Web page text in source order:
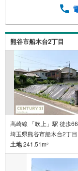
熊谷市船木台2丁目
高崎線 「吹上」駅 徒歩
埼玉県熊谷市船木台2丁目
土地241.51m2